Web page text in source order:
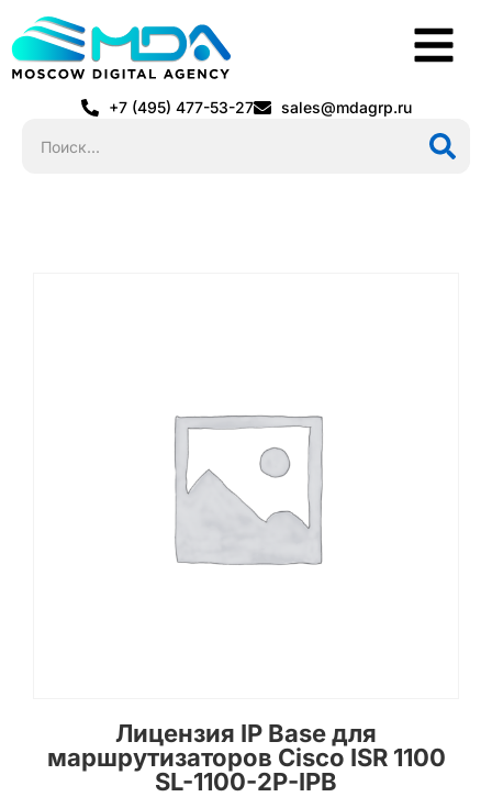
+7 (495) 477-53-27 sales@mdagrp.ru
Лицензия IP Base для
маршрутизаторов Cisco ISR 1100
SL-1100-2P-IPB